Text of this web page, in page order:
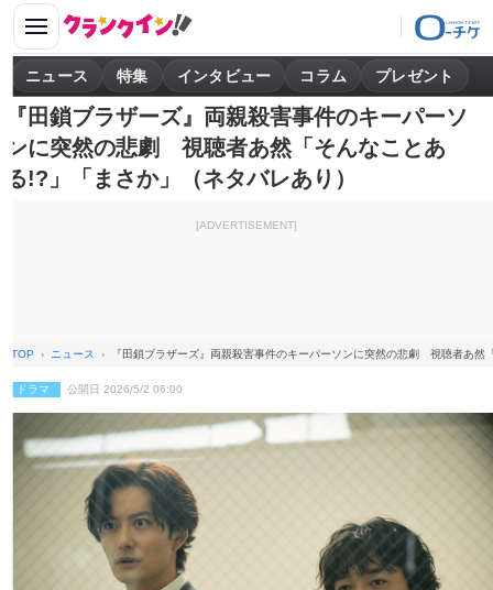
ニュース 特集 インタビュー コラム プレゼント
『田鎖ブラザーズ』両親殺害事件のキーパーソ
ンに突然の悲劇 視聴者あ然「そんなことあ
る!?」「まさか」（ネタバレあり）
[ADVERTISEMENT]
TOP ニュース 『田鎖ブラザーズ』両親殺害事件のキーパーソンに突然の悲劇 視聴者あ然
ドラマ 公開日 2026/5/2 06:00